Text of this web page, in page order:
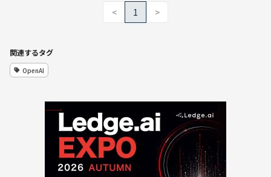
< 1 >
関連するタグ
OpenAI